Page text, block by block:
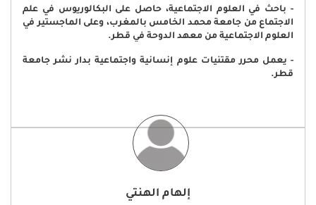
- باحث في العلوم الاجتماعية، حاصل على البكالوريوس في علم
الاجتماع من جامعة محمد الخامس بالمغرب، وعلى الماجستير في
العلوم الاجتماعية من معهد الدوحة في قطر.
- يعمل محرر مقتنيات علوم إنسانية واجتماعية بدار نشر جامعة
قطر.
إلهام الهنتي